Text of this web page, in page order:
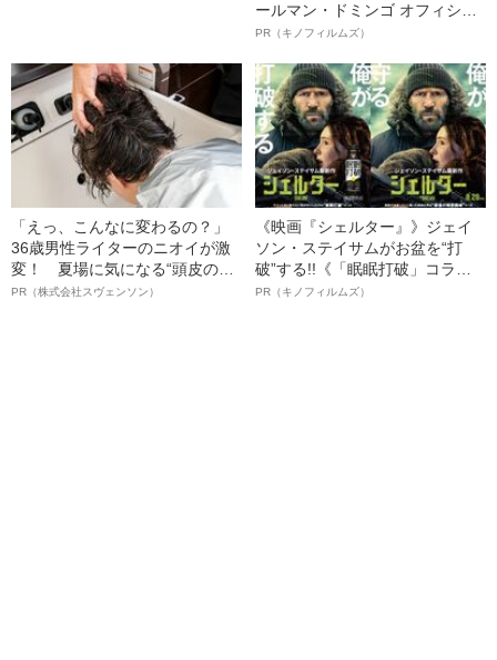
ールマン・ドミンゴ オフィシャ
ルインタビュー“観客を魅了した
語る”《日本興収70億円突破》
PR（キノフィルムズ）
「えっ、こんなに変わるの？」
36歳男性ライターのニオイが激
変！ 夏場に気になる“頭皮のニ
オイ”や“ベタつき”を解消す
PR（株式会社スヴェンソン）
《映画『シェルター』》ジェイ
ソン・ステイサムがお盆を“打
破”する!!《「眠眠打破」コラ
ボ》
PR（キノフィルムズ）